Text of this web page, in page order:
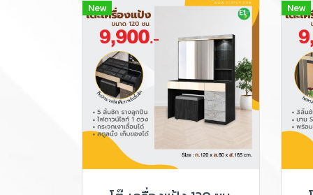
New New